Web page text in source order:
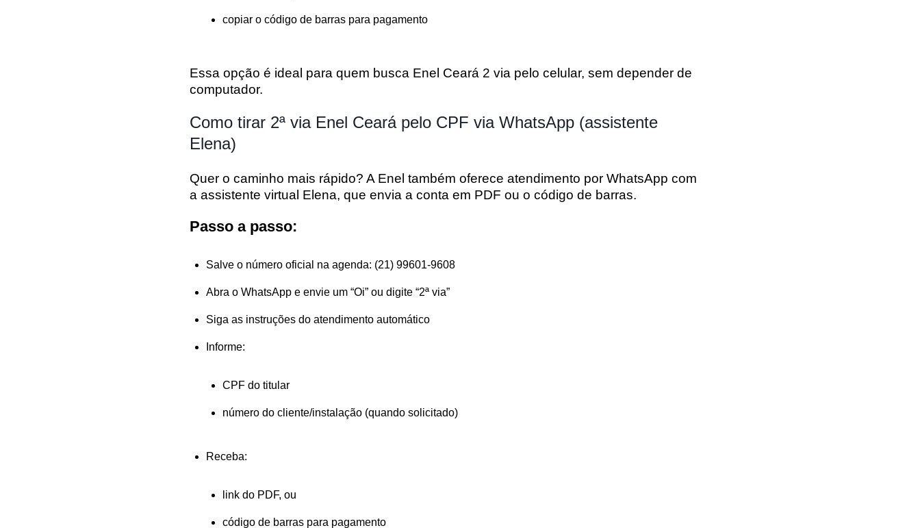
copiar o código de barras para pagamento
Essa opção é ideal para quem busca Enel Ceará 2 via pelo celular, sem depender de
computador.
Como tirar 2ª via Enel Ceará pelo CPF via WhatsApp (assistente
Elena)
Quer o caminho mais rápido? A Enel também oferece atendimento por WhatsApp com
a assistente virtual Elena, que envia a conta em PDF ou o código de barras.
Passo a passo:
Salve o número oficial na agenda: (21) 99601-9608
Abra o WhatsApp e envie um “Oi” ou digite “2ª via”
Siga as instruções do atendimento automático
Informe:
CPF do titular
número do cliente/instalação (quando solicitado)
Receba:
link do PDF, ou
código de barras para pagamento